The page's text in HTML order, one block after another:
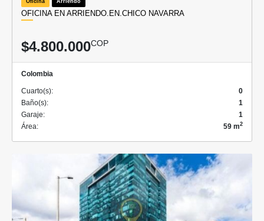
OFICINA EN ARRIENDO.EN.CHICO NAVARRA
$4.800.000COP
Colombia
Cuarto(s):
0
Baño(s):
1
Garaje:
1
Área:
59 m2